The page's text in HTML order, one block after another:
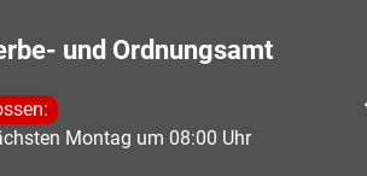
und Ordnungsamt
weitere Öffnungs- oder Schließzeiten
Montag um 08:00 Uhr